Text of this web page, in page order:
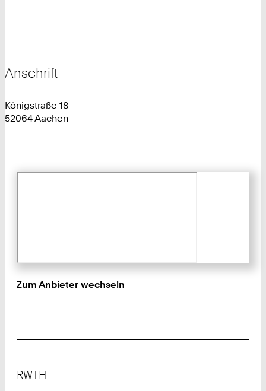
Anschrift
Königstraße 18
52064 Aachen
Zum Anbieter wechseln
RWTH